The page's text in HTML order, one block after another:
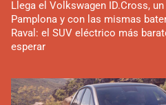
Llega el Volkswagen ID.Cross,
Pamplona y con las mismas
Raval: el SUV eléctrico más
esperar